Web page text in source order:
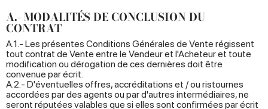
A.- MODALITÉS DE CONCLUSION DU
CONTRAT
A.1.- Les présentes Conditions Générales de Vente régissent
tout contrat de Vente entre le Vendeur et l'Acheteur et toute
modification ou dérogation de ces dernières doit être
convenue par écrit.
A.2.- D'éventuelles offres, accréditations et / ou ristournes
accordées par des agents ou par d'autres intermédiaires, ne
seront réputées valables que si elles sont confirmées par écrit